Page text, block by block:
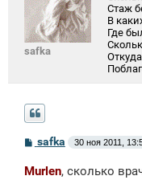
safka
Стаж
В
Где
С
б
safka 30 ноя 2011,
Murlen, сколько